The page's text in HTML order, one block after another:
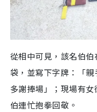
從相中可見，該名伯
袋，並寫下字牌：「親
多謝捧場」；現場有
伯連忙抱拳回敬。